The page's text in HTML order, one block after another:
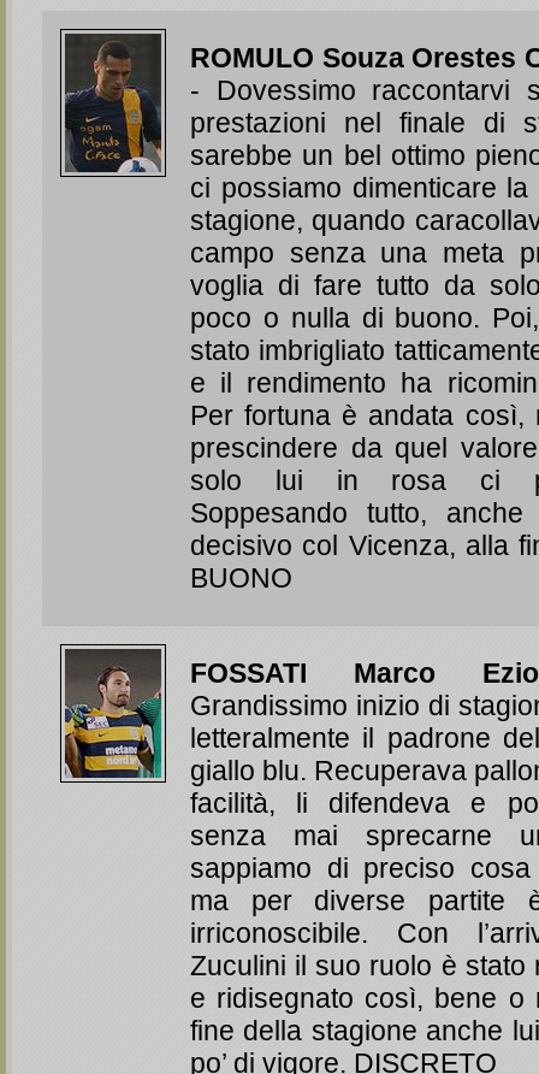
ROMULO Souza Orestes
- Dovessimo raccontarvi
prestazioni nel finale di
sarebbe un bel ottimo
ci possiamo dimenticare
stagione, quando
campo senza una meta
voglia di fare tutto da
poco o nulla di buono.
stato imbrigliato
e il rendimento ha
Per fortuna è andata così,
prescindere da quel
solo lui in rosa ci
Soppesando tutto,
decisivo col Vicenza, alla
BUONO
FOSSATI Marco Ezio
Grandissimo inizio di
letteralmente il padrone
giallo blu. Recuperava
facilità, li difendeva e
senza mai sprecarne
sappiamo di preciso
ma per diverse partite
irriconoscibile. Con
Zuculini il suo ruolo è stato
e ridisegnato così, bene o
fine della stagione anche
po’ di vigore. DISCRETO